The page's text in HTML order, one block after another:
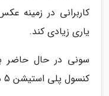
کاربرانی در زمینه
یاری زیادی کند.
سونی در حال حاضر
کنسول پلی استیشن 5 در دسترس کاربران قرار داده است.